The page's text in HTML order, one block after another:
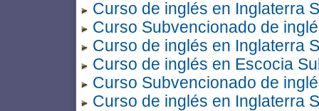
Curso de inglés en Inglaterra
Curso Subvencionado de
Curso de inglés en Inglaterra
Curso de inglés en Escocia
Curso Subvencionado de
Curso de inglés en Inglaterra